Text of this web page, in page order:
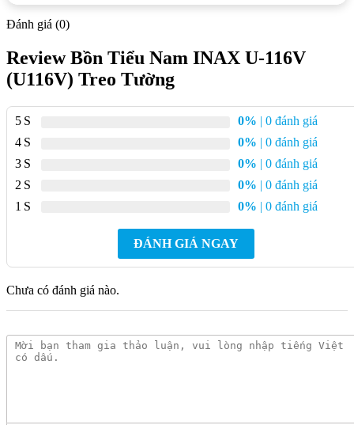
Tính năng nổi bật của bồn tiểu nam
U116V
Bệ tiểu thiết kế nhỏ gọn, tạo không gian đẹp và tiện dụng.
Chế độ xả thẳng, đều mạnh mẽ, tiết kiệm nước.
Công nghệ Proguard bề mặt chống bám bẩn giúp dễ dàng vệ
Bản vẽ kỹ thuật của bồn tiểu nam Inax
Đánh giá (0)
Review Bồn Tiểu Nam INAX U-116V
(U116V) Treo Tường
5 0% | 0 đánh giá
4
0% | 0 đánh giá
3
0% | 0 đánh giá
2
0% | 0 đánh giá
1
0% | 0 đánh giá
ĐÁNH GIÁ NGAY
Chưa có đánh giá nào.